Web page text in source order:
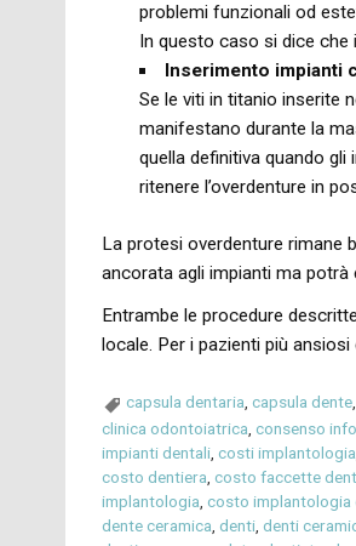
problemi funzionali od
In questo caso si dice
Inserimento impianti
Se le viti in titanio inserite
manifestano durante la
quella definitiva quando
ritenere l’overdenture in
La protesi overdenture rimane
ancorata agli impianti ma
Entrambe le procedure
locale. Per i pazienti più
capsula dentaria,capsula dente
clinica odontoiatrica ,consenso
impianti dentali ,costi implantologia
costo dentiera ,costo faccette
implantologia ,costo implantologia
dente ceramica ,denti ,denti